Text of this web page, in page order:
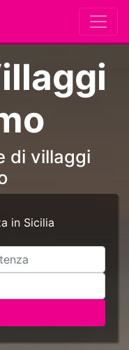
di villaggi
in Sicilia